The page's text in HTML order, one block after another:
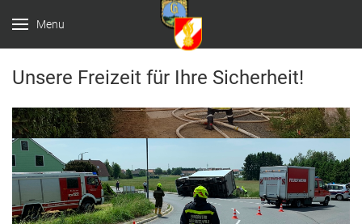
Menu
Unsere Freizeit für Ihre Sicherheit!